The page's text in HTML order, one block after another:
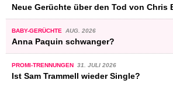
Neue Gerüchte über den Tod von Chris
BABY-GERÜCHTE AUG. 2026
Anna Paquin schwanger?
PROMI-TRENNUNGEN 31. JULI 2026
Ist Sam Trammell wieder Single?